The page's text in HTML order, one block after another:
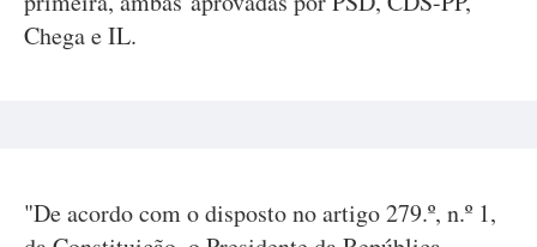
Chega e IL.
"De acordo com o disposto no artigo 279.º, n.º 1,